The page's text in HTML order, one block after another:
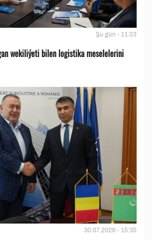
Şu gün - 11:03
wekiliýeti bilen logistika meselelerini
30.07.2026 - 15:35